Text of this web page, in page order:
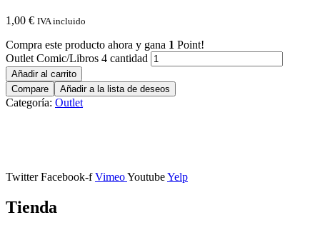
1,00 € IVA incluido
Compra este producto ahora y gana 1 Point!
Outlet Comic/Libros 4 cantidad
Añadir al carrito
Compare
Añadir a la lista de deseos
Categoría: Outlet
Twitter Facebook-f VimeoYoutubeYelp
Tienda